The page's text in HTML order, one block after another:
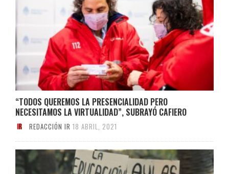
“TODOS QUEREMOS LA PRESENCIALIDAD PERO
NECESITAMOS LA VIRTUALIDAD”, SUBRAYÓ CAFIERO
REDACCIÓN IR 18 ABRIL, 2021